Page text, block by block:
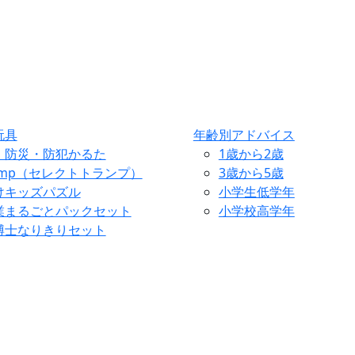
具
災・防犯かるた
（セレクトトランプ）
キッズパズル
るごとパックセット
なりきりセット
年齢別アドバイス
1歳から2歳
3歳から5歳
小学生低学年
小学校高学年